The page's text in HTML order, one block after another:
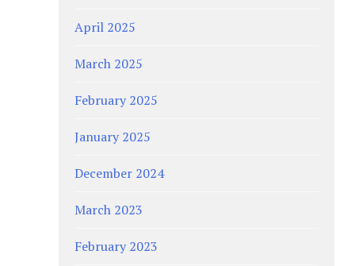
April 2025
March 2025
February 2025
January 2025
December 2024
March 2023
February 2023